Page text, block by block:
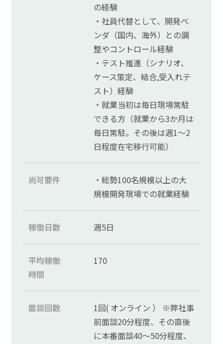
の経験
・社員代替として、開発ベ
ンダ（国内、海外）との調
整やコントロール経験
・テスト推進（シナリオ、
ケース策定、結合,受入れテ
スト）経験
・就業当初は毎日現場常駐
できる方（就業から3か月は
毎日常駐。その後は週1～2
日程度在宅移行可能）
尚可要件
・総勢100名規模以上の大
規模開発現場での就業経験
稼働日数 週5日
平均稼働
時間
170
面談回数
1回( オンライン ） ※弊社事
前面談20分程度、その直後
に本番面談40～50分程度、